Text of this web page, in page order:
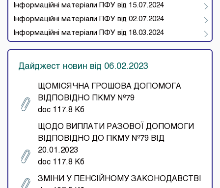
Інформаційні матеріали ПФУ від 15.07.2024
Інформаційні матеріали ПФУ від 02.07.2024
Інформаційні матеріали ПФУ від 18.03.2024
Дайджест новин від 06.02.2023
ЩОМІСЯЧНА ГРОШОВА ДОПОМОГА
ВІДПОВІДНО ПКМУ №79
doc 117.8 Кб
ЩОДО ВИПЛАТИ РАЗОВОЇ ДОПОМОГИ
ВІДПОВІДНО ДО ПКМУ №79 ВІД
20.01.2023
doc 117.8 Кб
ЗМІНИ У ПЕНСІЙНОМУ ЗАКОНОДАВСТВІ